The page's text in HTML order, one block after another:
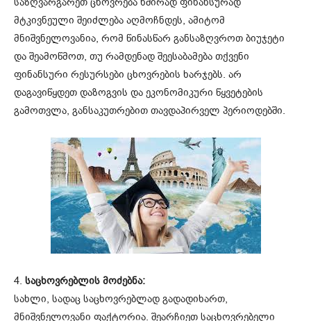
მტკივნეული შეიძლება აღმოჩნდეს, ამიტომ
მნიშვნელოვანია, რომ წინასწარ განსაზღვროთ ბიუჯეტი
და შეამოწმოთ, თუ რამდენად შეესაბამება თქვენი
ფინანსური რესურსები ცხოვრების ხარჯებს. არ
დაგავიწყდეთ დაზოგვის და ეკონომიკური წყვეტების
გამოთვლა, განსაკუთრებით თავდაპირველ პერიოდებში.
4. საცხოვრებლის მოძებნა:
სახლი, სადაც საცხოვრებლად გადადიხართ,
მნიშვნელოვანი ფაქტორია. შეარჩიეთ საცხოვრებელი